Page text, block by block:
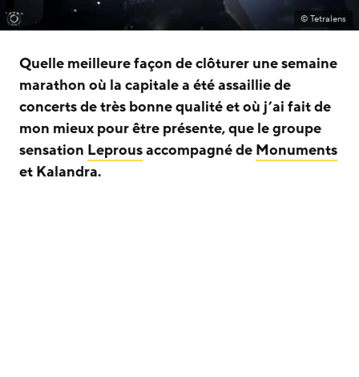
© Tetralens
Quelle meilleure façon de clôturer une semaine
marathon où la capitale a été assaillie de
concerts de très bonne qualité et où j’ai fait de
mon mieux pour être présente, que le groupe
sensation Leprousaccompagné de Monuments
et Kalandra.